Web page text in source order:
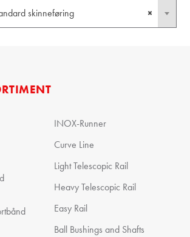
×
skinneføring
INOX-Runner
Curve Line
Light Telescopic Rail
Heavy Telescopic Rail
Easy Rail
Ball Bushings and Shafts